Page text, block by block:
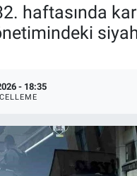
haftasında
- 18:35